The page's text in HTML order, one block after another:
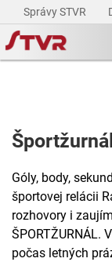
Správy STVR
Športžurnál
Góly, body,
športovej relácii
rozhovory i
ŠPORTŽURNÁL.
počas letných